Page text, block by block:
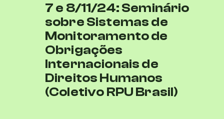
7 e 8/11/24: Seminário
sobre Sistemas de
Monitoramento de
Obrigações
Internacionais de
Direitos Humanos
(Coletivo RPU Brasil)